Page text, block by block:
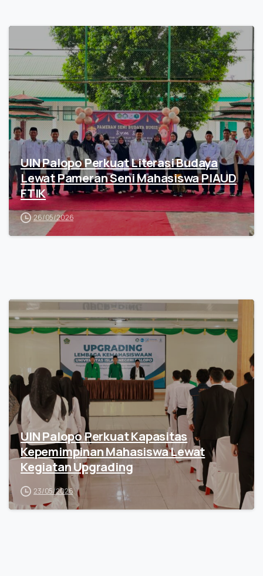
UIN Palopo Perkuat Literasi Budaya
Lewat Pameran Seni Mahasiswa PIAUD
FTIK
26/05/2026
UIN Palopo Perkuat Kapasitas
Kepemimpinan Mahasiswa Lewat
Kegiatan Upgrading
23/05/2026